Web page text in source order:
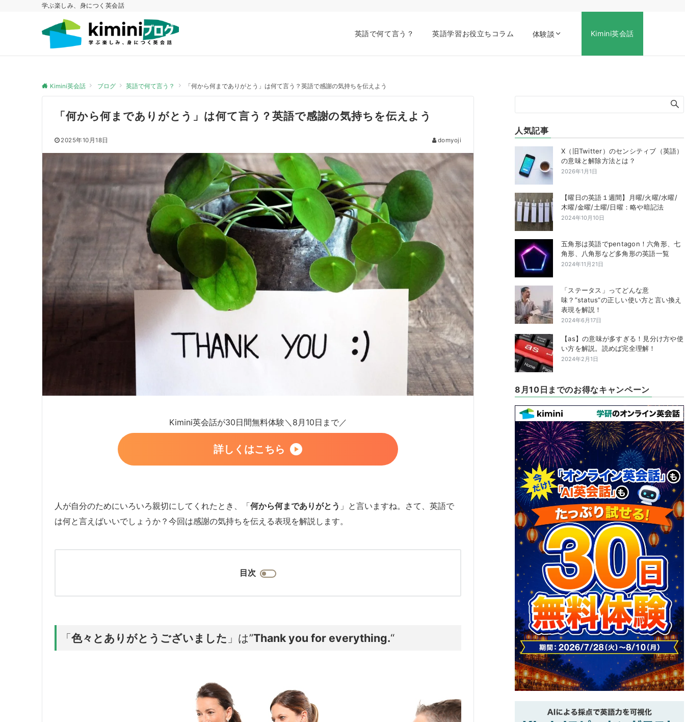
学ぶ楽しみ、身につく英会話
英語で何て言う？ 英語学習お役立ちコラム 体験談 Kimini英会話
Kimini英会話 ブログ 英語で何て言う？ 「何から何までありがとう」は何て言う？英語で感謝の気持ちを伝えよう
「何から何までありがとう」は何て言う？英語で感謝の気持ちを伝えよう
2025年10月18日 domyoji
Kimini英会話が30日間無料体験＼8月10日まで／
詳しくはこちら
人が自分のためにいろいろ親切にしてくれたとき、「何から何までありがとう 」と言いますね。さて、英語で
は何と言えばいいでしょうか？今回は感謝の気持ちを伝える表現を解説します。
目次
「色々とありがとうございました 」は”Thank you for everything.“
人気記事
X（旧Twitter）のセンシティブ（英語）
の意味と解除方法とは？
2026年1月1日
【曜日の英語１週間】月曜/火曜/水曜/
木曜/金曜/土曜/日曜：略や暗記法
2024年10月10日
五角形は英語でpentagon！六角形、七
角形、八角形など多角形の英語一覧
2024年11月21日
「ステータス」ってどんな意
味？”status”の正しい使い方と言い換え
表現を解説！
2024年6月17日
【as】の意味が多すぎる！見分け方や使
い方を解説。読めば完全理解！
2024年2月1日
8月10日までのお得なキャンペーン